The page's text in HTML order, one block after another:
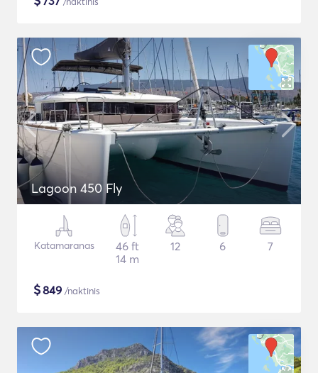
Lagoon 450 Fly
Katamaranas
46 ft
14 m
12 6 7
$849 /naktinis